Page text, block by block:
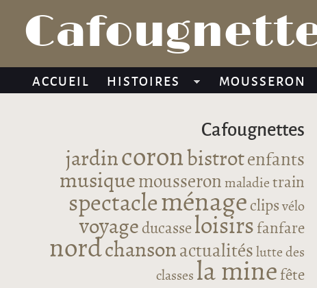
ACCUEIL HISTOIRES MOUSSERON
Cafougnettes
jardincoron bistrotenfants
musiquemousseron maladie train
spectacleménage clips vélo
voyage ducasseloisirs fanfare
nordchansonactualités lutte des
classes la mine fête